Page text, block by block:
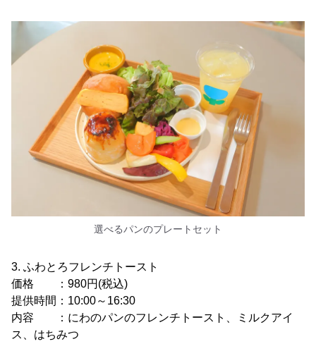
選べるパンのプレートセット
3. ふわとろフレンチトースト
価格 ：980円(税込)
提供時間：10:00～16:30
内容 ：にわのパンのフレンチトースト、ミルクアイ
ス、はちみつ